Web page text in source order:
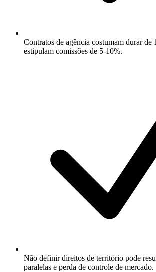
Contratos de agência costumam durar de
estipulam comissões de 5-10%.
Não definir direitos de território pode
paralelas e perda de controle de mercado.